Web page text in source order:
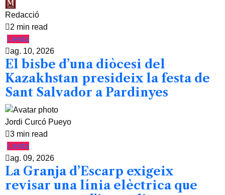
Redacció
2 min read
Lleida
ag. 10, 2026
El bisbe d’una diòcesi del
Kazakhstan presideix la festa de
Sant Salvador a Pardinyes
Jordi Curcó Pueyo
3 min read
Lleida
ag. 09, 2026
La Granja d’Escarp exigeix
revisar una línia elèctrica que